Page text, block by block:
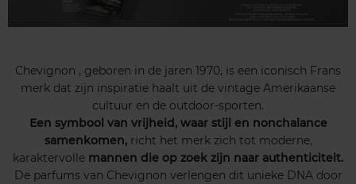
Chevignon , geboren in de jaren 1970, is een iconisch Frans
merk dat zijn inspiratie haalt uit de vintage Amerikaanse
cultuur en de outdoor-sporten.
Een symbool van vrijheid, waar stijl en nonchalance
samenkomen,richt het merk zich tot moderne,
karaktervolle mannen die op zoek zijn naar authenticiteit.
De parfums van Chevignon verlengen dit unieke DNA door